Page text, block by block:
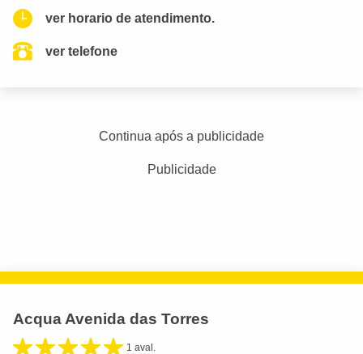
ver horario de atendimento.
ver telefone
Continua após a publicidade
Publicidade
Acqua Avenida das Torres
1 aval.